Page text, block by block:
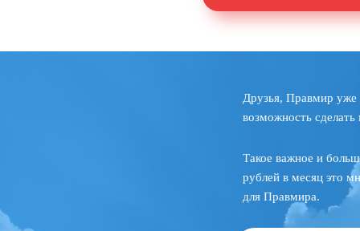
Друзья, Правмир уже
возможность
Такое важное и
рублей в месяц это
для Правмира.